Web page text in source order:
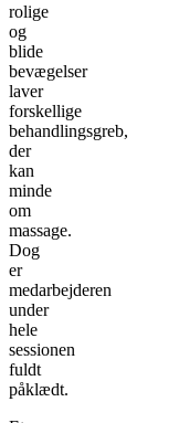
rolige
og
blide
bevægelser
laver
forskellige
behandlingsgreb,
der
kan
minde
om
massage.
Dog
er
medarbejderen
under
hele
sessionen
fuldt
påklædt.